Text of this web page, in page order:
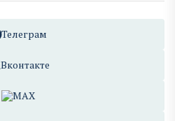
Телеграм
Вконтакте
MAX